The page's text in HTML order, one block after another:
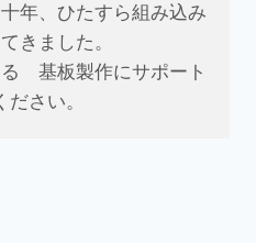
年、ひたすら組み込み
きました。
基板製作にサポート
ださい。